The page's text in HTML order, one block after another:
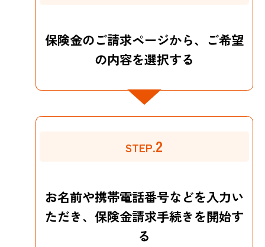
保険金のご請求ページから、ご希望
の内容を選択する
STEP.2
お名前や携帯電話番号などを入力い
ただき、保険金請求手続きを開始す
る